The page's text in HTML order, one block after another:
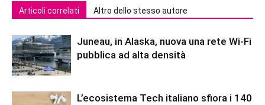
Articoli correlati Altro dello stesso autore
Juneau, in Alaska, nuova una rete Wi-Fi
pubblica ad alta densità
L’ecosistema Tech italiano sfiora i 140